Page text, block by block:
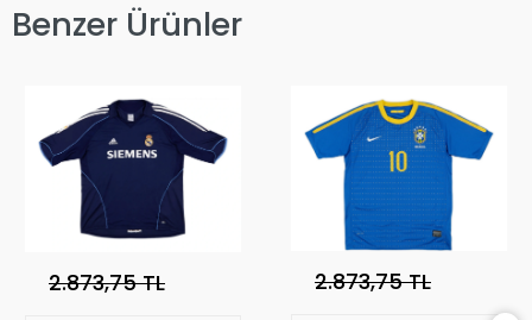
Benzer Ürünler
2.873,75 TL 2.873,75 TL